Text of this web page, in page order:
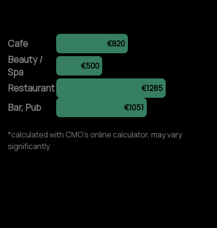
Cafe €820
Beauty /
Spa
€500
Restaurant €1285
Bar, Pub €1051
*calculated with CMO's online calculator, may vary
significantly